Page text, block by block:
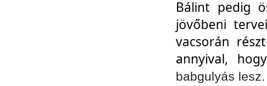
Bálint pedig
jövőbeni
vacsorán
annyival,
babgulyás